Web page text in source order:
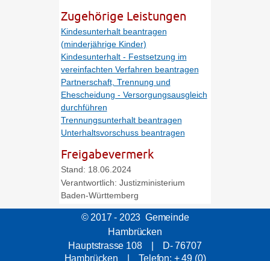
Zugehörige Leistungen
Kindesunterhalt beantragen
(minderjährige Kinder)
Kindesunterhalt - Festsetzung im
vereinfachten Verfahren beantragen
Partnerschaft, Trennung und
Ehescheidung - Versorgungsausgleich
durchführen
Trennungsunterhalt beantragen
Unterhaltsvorschuss beantragen
Freigabevermerk
Stand: 18.06.2024
Verantwortlich: Justizministerium
Baden-Württemberg
© 2017 - 2023 Gemeinde
Hambrücken
Hauptstrasse 108 | D- 76707
Hambrücken | Telefon: + 49 (0)